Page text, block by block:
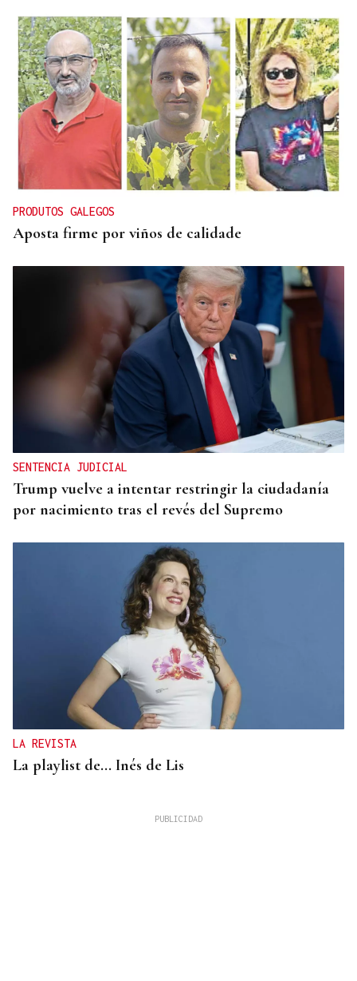
SEGMENTO PRÉMIUM
Arabia Saudí convierte el mar Rojo en un
santuario de lujo silencioso
PRODUTOS GALEGOS
Aposta firme por viños de calidade
SENTENCIA JUDICIAL
Trump vuelve a intentar restringir la ciudadanía
por nacimiento tras el revés del Supremo
LA REVISTA
La playlist de... Inés de Lis